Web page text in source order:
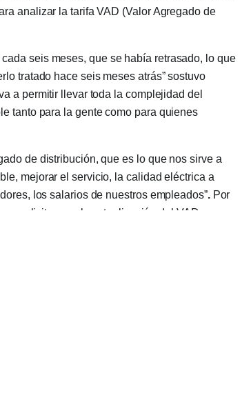
analizar la tarifa VAD (Valor Agregado de
seis meses, que se había retrasado, lo que
tratado hace seis meses atrás” sostuvo
a permitir llevar toda la complejidad del
tanto para la gente como para quienes
de distribución, que es lo que nos sirve a
mejorar el servicio, la calidad eléctrica a
los salarios de nuestros empleados”. Por
a solicitar que la actualización del VAD sea